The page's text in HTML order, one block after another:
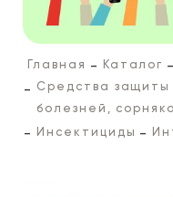
Главная Каталог
Средства
болезней,
Инсектициды